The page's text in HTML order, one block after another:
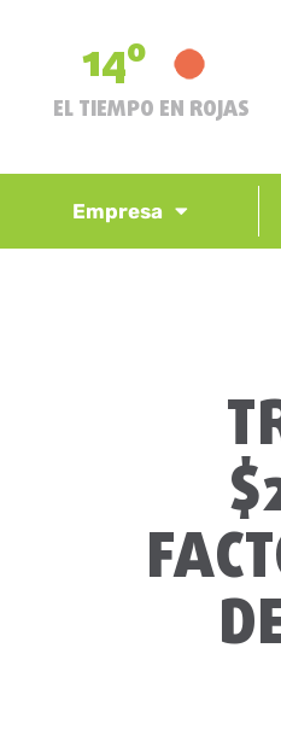
14º
EL TIEMPO EN ROJAS
Empresa